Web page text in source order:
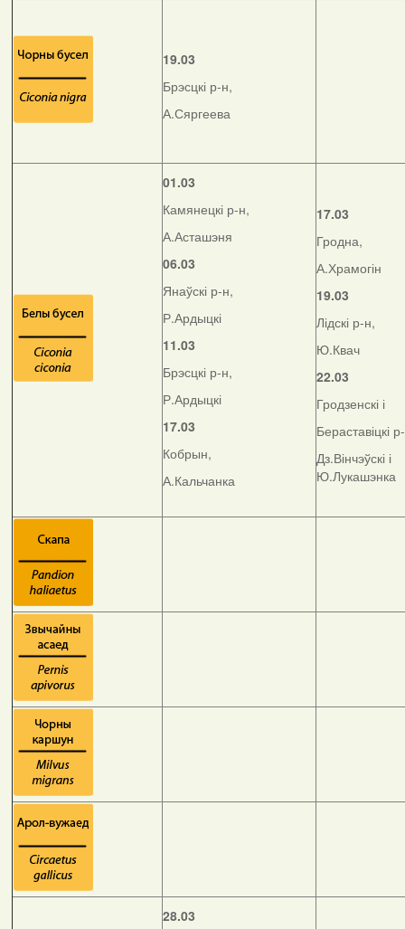
19.03
Брэсцкі р-н,
А.Сяргеева
01.03
Камянецкі р-н,
А.Асташэня
06.03
Янаўскі р-н,
Р.Ардыцкі
11.03
Брэсцкі р-н,
Р.Ардыцкі
17.03
Кобрын,
А.Кальчанка
17.03
Гродна,
А.Храмогін
19.03
Лідскі р-н,
Ю.Квач
22.03
Гродзенскі і
Бераставіцкі
Дз.Вінчэўскі і
Ю.Лукашэнка
28.03